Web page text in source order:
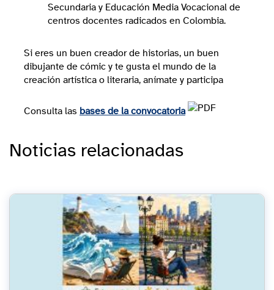
Secundaria y Educación Media Vocacional de
centros docentes radicados en Colombia.
Si eres un buen creador de historias, un buen
dibujante de cómic y te gusta el mundo de la
creación artística o literaria, anímate y participa
Consulta las bases de la convocatoria
Noticias relacionadas